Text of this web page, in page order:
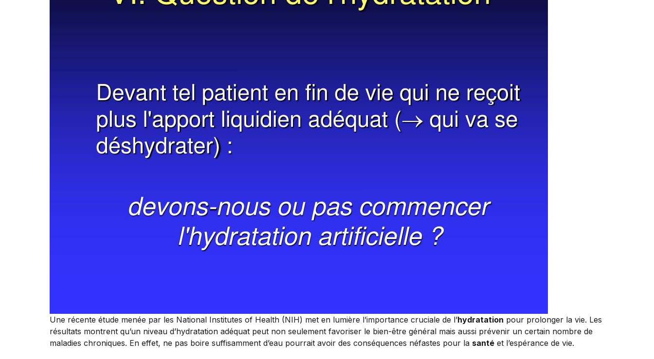
Une récente étude menée par les National Institutes of Health (NIH) met en lumière l’importance cruciale de l’hydratation pour prolonger la vie. Les
résultats montrent qu’un niveau d’hydratation adéquat peut non seulement favoriser le bien-être général mais aussi prévenir un certain nombre de
maladies chroniques. En effet, ne pas boire suffisamment d’eau pourrait avoir des conséquences néfastes pour la santé et l’espérance de vie.